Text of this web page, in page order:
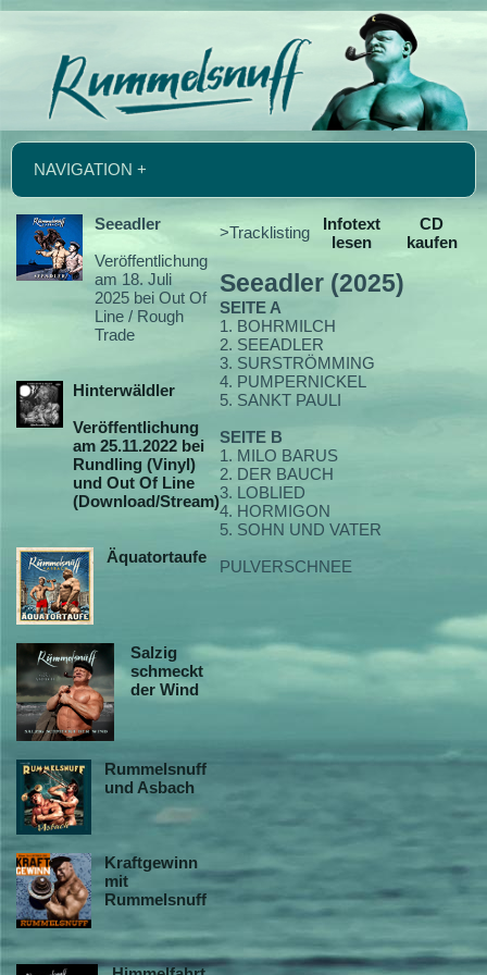
NAVIGATION +
Seeadler
Veröffentlichung
am 18. Juli
2025 bei Out Of
Line / Rough
Trade
Hinterwäldler
Veröffentlichung
am 25.11.2022 bei
Rundling (Vinyl)
und Out Of Line
(Download/Stream)
Äquatortaufe
Salzig
schmeckt
der Wind
Rummelsnuff
und Asbach
Kraftgewinn
mit
Rummelsnuff
>Tracklisting
Infotext
lesen
CD
kaufen
Seeadler (2025)
SEITE A
1. BOHRMILCH
2. SEEADLER
3. SURSTRÖMMING
4. PUMPERNICKEL
5. SANKT PAULI
SEITE B
1. MILO BARUS
2. DER BAUCH
3. LOBLIED
4. HORMIGON
5. SOHN UND VATER
PULVERSCHNEE